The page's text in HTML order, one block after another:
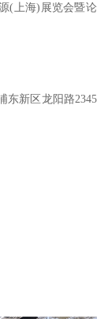
(上海)展览会暨论
东新区龙阳路2345